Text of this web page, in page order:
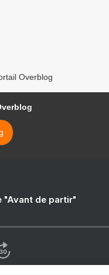
Overblog
"Avant de partir"